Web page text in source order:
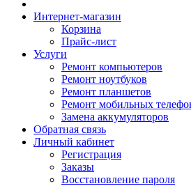
Интернет-магазин
Корзина
Прайс-лист
Услуги
Ремонт компьютеров
Ремонт ноутбуков
Ремонт планшетов
Ремонт мобильных
Замена аккумуляторов
Обратная связь
Личный кабинет
Регистрация
Заказы
Восстановление пароля